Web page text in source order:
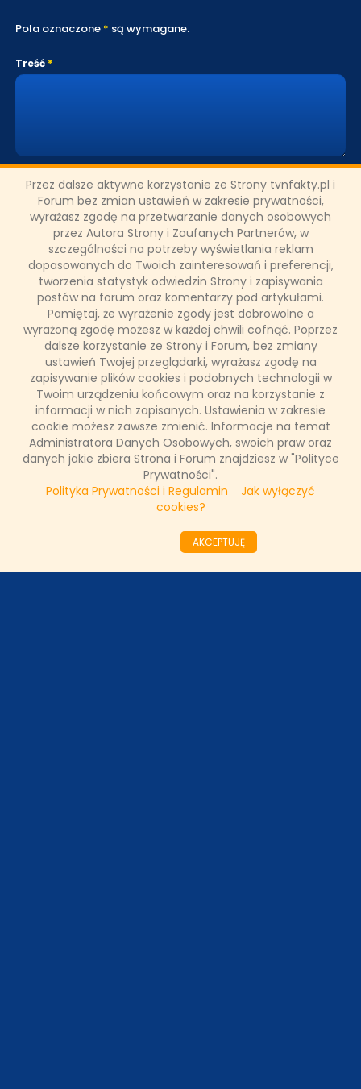
Przez dalsze aktywne korzystanie ze Strony tvnfakty.pl i
Forum bez zmian ustawień w zakresie prywatności,
wyrażasz zgodę na przetwarzanie danych osobowych
przez Autora Strony i Zaufanych Partnerów, w
szczególności na potrzeby wyświetlania reklam
dopasowanych do Twoich zainteresowań i preferencji,
tworzenia statystyk odwiedzin Strony i zapisywania
postów na forum oraz komentarzy pod artykułami.
Pamiętaj, że wyrażenie zgody jest dobrowolne a
wyrażoną zgodę możesz w każdej chwili cofnąć. Poprzez
dalsze korzystanie ze Strony i Forum, bez zmiany
ustawień Twojej przeglądarki, wyrażasz zgodę na
zapisywanie plików cookies i podobnych technologii w
Twoim urządzeniu końcowym oraz na korzystanie z
informacji w nich zapisanych. Ustawienia w zakresie
cookie możesz zawsze zmienić. Informacje na temat
Administratora Danych Osobowych, swoich praw oraz
danych jakie zbiera Strona i Forum znajdziesz w "Polityce
Prywatności".
Polityka Prywatności i Regulamin
Jak wyłączyć
cookies?
AKCEPTUJĘ
Pola oznaczone * są wymagane.
Treść
Kod weryfikacyjny
DODAJ KOMENTARZ
Lista komentarzy
Lista dodanych komentarzy